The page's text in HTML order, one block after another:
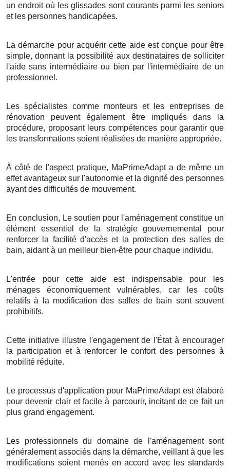
un endroit où les glissades sont courants parmi les seniors
et les personnes handicapées.
La démarche pour acquérir cette aide est conçue pour être
simple, donnant la possibilité aux destinataires de solliciter
l'aide sans intermédiaire ou bien par l'intermédiaire de un
professionnel.
Les spécialistes comme monteurs et les entreprises de
rénovation peuvent également être impliqués dans la
procédure, proposant leurs compétences pour garantir que
les transformations soient réalisées de manière appropriée.
À côté de l'aspect pratique, MaPrimeAdapt a de même un
effet avantageux sur l'autonomie et la dignité des personnes
ayant des difficultés de mouvement.
En conclusion, Le soutien pour l'aménagement constitue un
élément essentiel de la stratégie gouvernemental pour
renforcer la facilité d'accès et la protection des salles de
bain, aidant à un meilleur bien-être pour chaque individu.
L'entrée pour cette aide est indispensable pour les
ménages économiquement vulnérables, car les coûts
relatifs à la modification des salles de bain sont souvent
prohibitifs.
Cette initiative illustre l'engagement de l'État à encourager
la participation et à renforcer le confort des personnes à
mobilité réduite.
Le processus d'application pour MaPrimeAdapt est élaboré
pour devenir clair et facile à parcourir, incitant de ce fait un
plus grand engagement.
Les professionnels du domaine de l'aménagement sont
généralement associés dans la démarche, veillant à que les
modifications soient menés en accord avec les standards